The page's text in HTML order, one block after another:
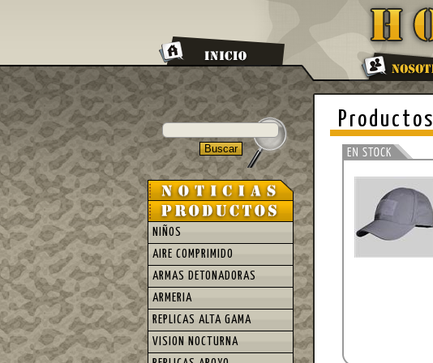
Productos
NIÑOS
AIRE COMPRIMIDO
ARMAS DETONADORAS
ARMERIA
REPLICAS ALTA GAMA
VISION NOCTURNA